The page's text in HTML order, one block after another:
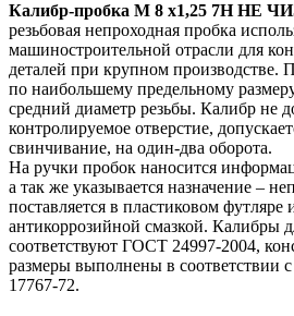
Калибр-пробка М 8 х1,25 7H НЕ
резьбовая непроходная пробка
машиностроительной отрасли для
деталей при крупном производстве.
по наибольшему предельному
средний диаметр резьбы. Калибр не
контролируемое отверстие,
свинчивание, на один-два оборота.
На ручки пробок наносится
а так же указывается назначение –
поставляется в пластиковом
антикоррозийной смазкой. Калибры
соответствуют ГОСТ 24997-2004,
размеры выполнены в
17767-72.